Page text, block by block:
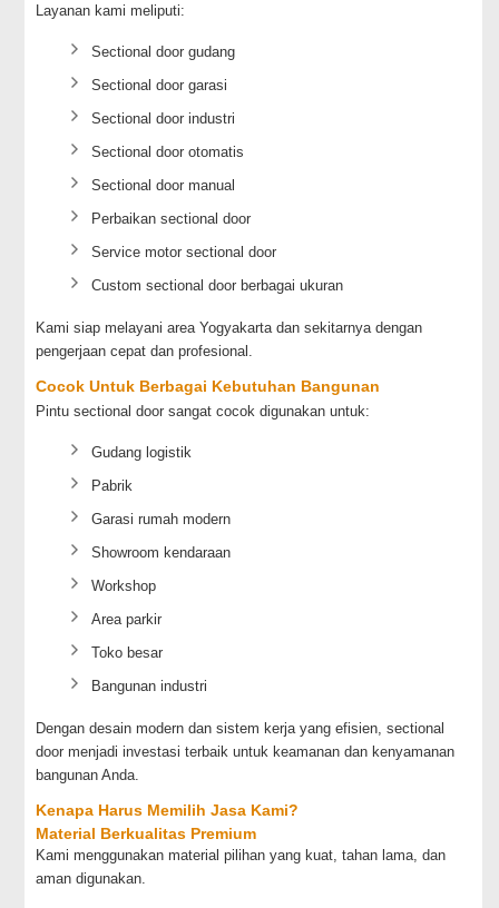
Layanan kami meliputi:
Sectional door gudang
Sectional door garasi
Sectional door industri
Sectional door otomatis
Sectional door manual
Perbaikan sectional door
Service motor sectional door
Custom sectional door berbagai ukuran
Kami siap melayani area Yogyakarta dan sekitarnya dengan
pengerjaan cepat dan profesional.
Cocok Untuk Berbagai Kebutuhan Bangunan
Pintu sectional door sangat cocok digunakan untuk:
Gudang logistik
Pabrik
Garasi rumah modern
Showroom kendaraan
Workshop
Area parkir
Toko besar
Bangunan industri
Dengan desain modern dan sistem kerja yang efisien, sectional
door menjadi investasi terbaik untuk keamanan dan kenyamanan
bangunan Anda.
Kenapa Harus Memilih Jasa Kami?
Material Berkualitas Premium
Kami menggunakan material pilihan yang kuat, tahan lama, dan
aman digunakan.